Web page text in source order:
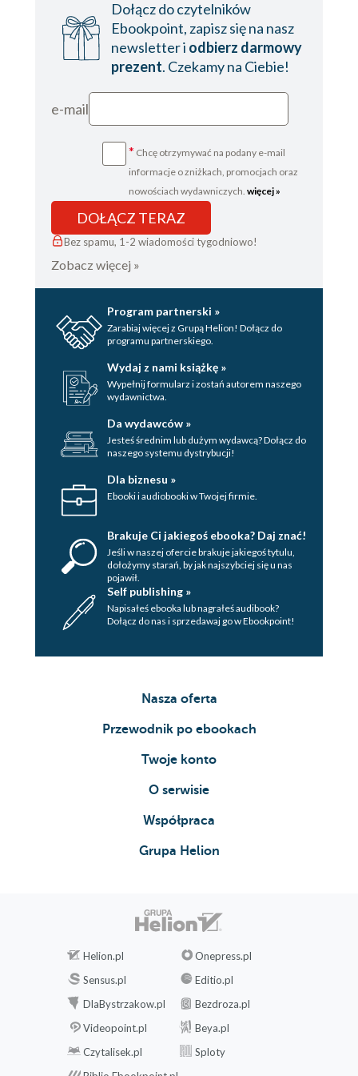
Dołącz do czytelników
Ebookpoint, zapisz się na nasz
newsletter i odbierz darmowy
prezent. Czekamy na Ciebie!
e-mail
* Chcę otrzymywać na podany e-mail
informacje o zniżkach, promocjach oraz
nowościach wydawniczych. więcej »
DOŁĄCZ TERAZ
Bez spamu, 1-2 wiadomości tygodniowo!
Zobacz więcej »
Program partnerski »
Zarabiaj więcej z Grupą Helion! Dołącz do
programu partnerskiego.
Wydaj z nami książkę »
Wypełnij formularz i zostań autorem naszego
wydawnictwa.
Da wydawców »
Jesteś średnim lub dużym wydawcą? Dołącz do
naszego systemu dystrybucji!
Dla biznesu »
Ebooki i audiobooki w Twojej firmie.
Brakuje Ci jakiegoś ebooka? Daj znać!
Jeśli w naszej ofercie brakuje jakiegoś tytulu,
dołożymy starań, by jak najszybciej się u nas
pojawił.
Self publishing »
Napisałeś ebooka lub nagrałeś audibook?
Dołącz do nas i sprzedawaj go w Ebookpoint!
Nasza oferta
Przewodnik po ebookach
Twoje konto
O serwisie
Współpraca
Grupa Helion
Helion.pl
Onepress.pl
Sensus.pl
Editio.pl
DlaBystrzakow.pl
Bezdroza.pl
Videopoint.pl
Beya.pl
Czytalisek.pl
Sploty